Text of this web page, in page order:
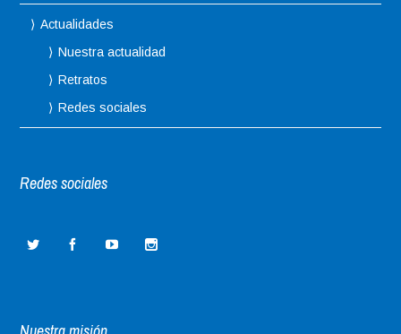
Actualidades
Nuestra actualidad
Retratos
Redes sociales
Redes sociales